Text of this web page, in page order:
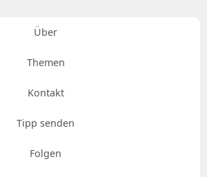
Über
Themen
Kontakt
Tipp senden
Folgen